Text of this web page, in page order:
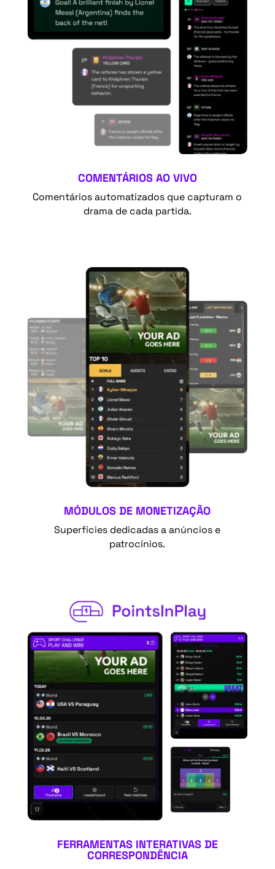
COMENTÁRIOS AO VIVO
Comentários automatizados que capturam o
drama de cada partida.
MÓDULOS DE MONETIZAÇÃO
Superfícies dedicadas a anúncios e
patrocínios.
FERRAMENTAS INTERATIVAS DE
CORRESPONDÊNCIA